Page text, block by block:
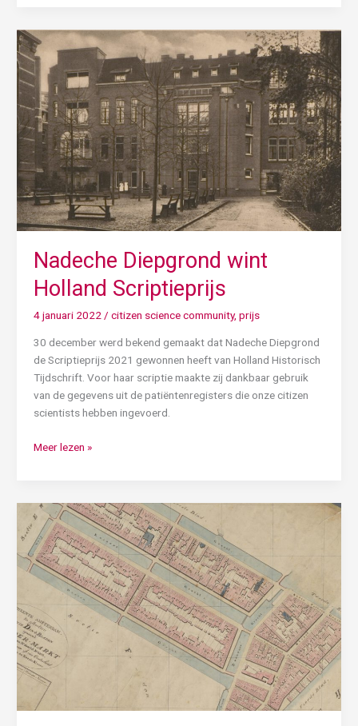
Nadeche Diepgrond wint
Holland Scriptieprijs
4 januari 2022 / citizen science community, prijs
30 december werd bekend gemaakt dat Nadeche Diepgrond
de Scriptieprijs 2021 gewonnen heeft van Holland Historisch
Tijdschrift. Voor haar scriptie maakte zij dankbaar gebruik
van de gegevens uit de patiëntenregisters die onze citizen
scientists hebben ingevoerd.
Nadeche
Diepgrond
wint
Holland
Scriptieprijs
Meer lezen »
Onze
vrijwilligers
brachten
precies
in
waar
de
rijkste
en
armste
Amsterdammers